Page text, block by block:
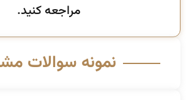
مراجعه کنید.
نمونه سوالات